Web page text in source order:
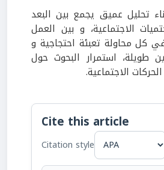
تحليل عميق يجمع بين البعد
الاجتماعية، و بين العمل
كل محاولة تعبئة احتجاجية و
طويلة، استمرار البحوث حول
الاجتماعية.
Cite this article
Citation style